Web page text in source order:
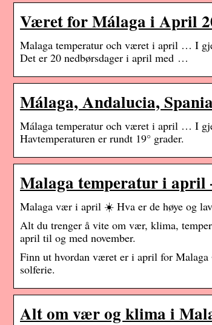
Været for Málaga i April
Malaga temperatur och været i april … I
Det er 20 nedbørsdager i april med …
Málaga, Andalucia,
Málaga temperatur och været i april … I
Havtemperaturen er rundt 19° grader.
Malaga temperatur i april
Malaga vær i april ☀️ Hva er de høye og
Alt du trenger å vite om vær, klima,
april til og med november.
Finn ut hvordan været er i april for Malaga
solferie.
Alt om vær og klima i